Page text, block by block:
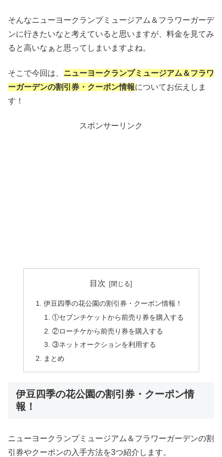
そんなニューヨークランプミュージアム＆フラワーガーデ
ンに行きたいなと考えていると思いますが、料金を見てみ
ると高いなぁと思ってしまいますよね。
そこで今回は、 ニューヨークランプミュージアム＆フラワ
ーガーデンの割引券・クーポン情報についてお伝えしま
す！
スポンサーリンク
目次
伊豆四季の花公園の割引券・クーポン情報！
①セブンチケットから前売り券を購入する
②ローチケから前売り券を購入する
③ネットオークションを利用する
まとめ
伊豆四季の花公園の割引券・クーポン情
報！
ニューヨークランプミュージアム＆フラワーガーデンの割
引券やクーポンの入手方法を3つ紹介します。